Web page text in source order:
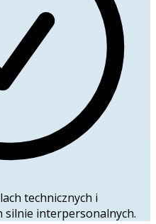
technicznych i
silnie interpersonalnych.